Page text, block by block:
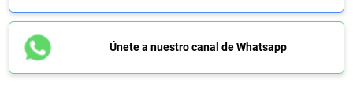
Únete a nuestro canal de Whatsapp